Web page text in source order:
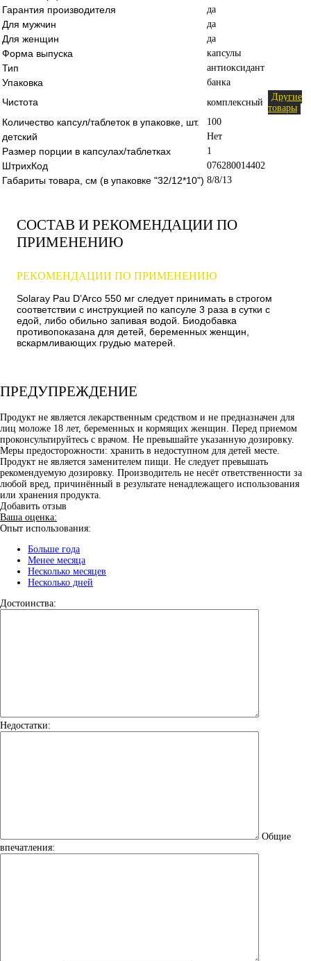
Гарантия производителя
да
Для мужчин да
Для женщин да
Форма выпуска капсулы
Тип антиоксидант
Упаковка банка
Чистота комплексный
Другие
товары
Количество капсул/таблеток в упаковке, шт. 100
детский Нет
Размер порции в капсулах/таблетках 1
ШтрихКод 076280014402
Габариты товара, см (в упаковке "32/12*10") 8/8/13
СОСТАВ И РЕКОМЕНДАЦИИ ПО
ПРИМЕНЕНИЮ
РЕКОМЕНДАЦИИ ПО ПРИМЕНЕНИЮ
Solaray Pau D’Arco 550 мг следует принимать в строгом
соответствии с инструкцией по капсуле 3 раза в сутки с
едой, либо обильно запивая водой. Биодобавка
противопоказана для детей, беременных женщин,
вскармливающих грудью матерей.
ПРЕДУПРЕЖДЕНИЕ
Продукт не является лекарственным средством и не предназначен для
лиц моложе 18 лет, беременных и кормящих женщин. Перед приемом
проконсультируйтесь с врачом. Не превышайте указанную дозировку.
Меры предосторожности: хранить в недоступном для детей месте.
Продукт не является заменителем пищи. Не следует превышать
рекомендуемую дозировку. Производитель не несёт ответственности за
любой вред, причинённый в результате ненадлежащего использования
или хранения продукта.
Добавить отзыв
Ваша оценка:
Опыт использования:
Больше года
Менее месяца
Несколько месяцев
Несколько дней
Достоинства:
Недостатки:
Общие
впечатления: